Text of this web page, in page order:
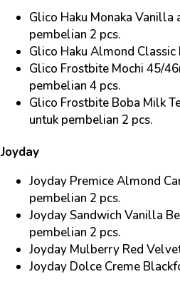
Glico Haku Monaka
pembelian 2 pcs.
Glico Haku Almond
Glico Frostbite Mochi 45/
pembelian 4 pcs.
Glico Frostbite Boba Milk
untuk pembelian 2 pcs.
Joyday
Joyday Premice Almond
pembelian 2 pcs.
Joyday Sandwich Vanilla
pembelian 2 pcs.
Joyday Mulberry Red
Joyday Dolce Creme